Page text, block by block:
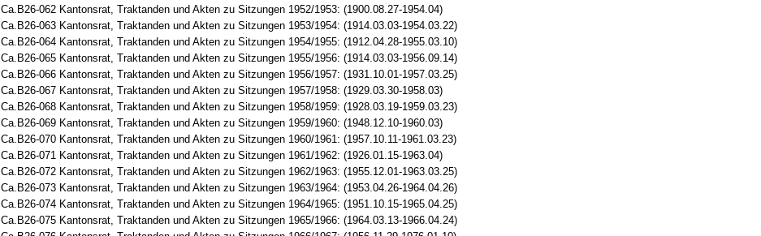
Ca.B26-062 Kantonsrat, Traktanden und Akten zu Sitzungen 1952/1953: (1900.08.27-1954.04)
Ca.B26-063 Kantonsrat, Traktanden und Akten zu Sitzungen 1953/1954: (1914.03.03-1954.03.22)
Ca.B26-064 Kantonsrat, Traktanden und Akten zu Sitzungen 1954/1955: (1912.04.28-1955.03.10)
Ca.B26-065 Kantonsrat, Traktanden und Akten zu Sitzungen 1955/1956: (1914.03.03-1956.09.14)
Ca.B26-066 Kantonsrat, Traktanden und Akten zu Sitzungen 1956/1957: (1931.10.01-1957.03.25)
Ca.B26-067 Kantonsrat, Traktanden und Akten zu Sitzungen 1957/1958: (1929.03.30-1958.03)
Ca.B26-068 Kantonsrat, Traktanden und Akten zu Sitzungen 1958/1959: (1928.03.19-1959.03.23)
Ca.B26-069 Kantonsrat, Traktanden und Akten zu Sitzungen 1959/1960: (1948.12.10-1960.03)
Ca.B26-070 Kantonsrat, Traktanden und Akten zu Sitzungen 1960/1961: (1957.10.11-1961.03.23)
Ca.B26-071 Kantonsrat, Traktanden und Akten zu Sitzungen 1961/1962: (1926.01.15-1963.04)
Ca.B26-072 Kantonsrat, Traktanden und Akten zu Sitzungen 1962/1963: (1955.12.01-1963.03.25)
Ca.B26-073 Kantonsrat, Traktanden und Akten zu Sitzungen 1963/1964: (1953.04.26-1964.04.26)
Ca.B26-074 Kantonsrat, Traktanden und Akten zu Sitzungen 1964/1965: (1951.10.15-1965.04.25)
Ca.B26-075 Kantonsrat, Traktanden und Akten zu Sitzungen 1965/1966: (1964.03.13-1966.04.24)